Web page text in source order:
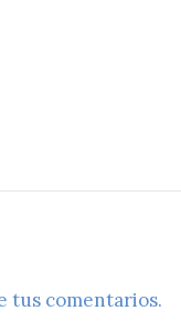
tus comentarios.